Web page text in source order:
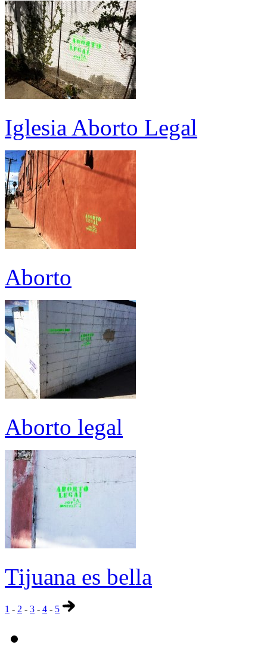
Iglesia Aborto Legal
Aborto
Aborto legal
Tijuana es bella
1 - 2 - 3 - 4 - 5